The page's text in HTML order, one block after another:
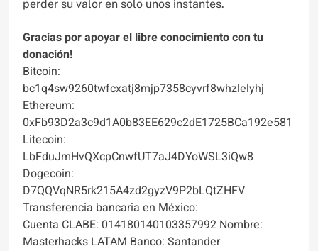
perder su valor en solo unos instantes.
Gracias por apoyar el libre conocimiento con tu
donación!
Bitcoin:
bc1q4sw9260twfcxatj8mjp7358cyvrf8whzlelyhj
Ethereum:
0xFb93D2a3c9d1A0b83EE629c2dE1725BCa192e581
Litecoin:
LbFduJmHvQXcpCnwfUT7aJ4DYoWSL3iQw8
Dogecoin:
D7QQVqNR5rk215A4zd2gyzV9P2bLQtZHFV
Transferencia bancaria en México:
Cuenta CLABE: 014180140103357992 Nombre:
Masterhacks LATAM Banco: Santander